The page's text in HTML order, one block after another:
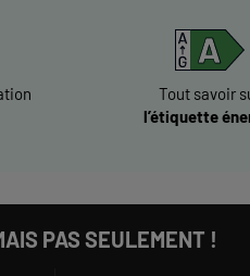
Tout savoir
l’étiquette
PAS SEULEMENT !